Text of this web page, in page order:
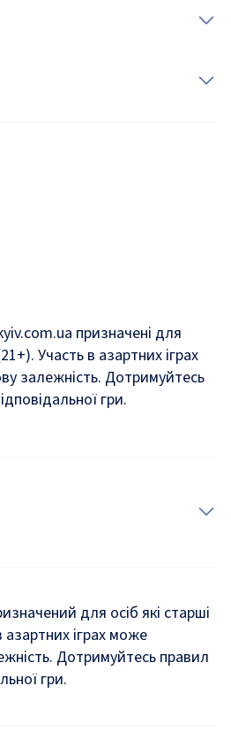
призначені для
Участь в азартних іграх
залежність. Дотримуйтесь
гри.
для осіб які старші
азартних іграх може
Дотримуйтесь правил
гри.